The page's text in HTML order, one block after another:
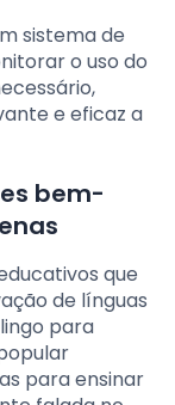
sistema de
o uso do
e eficaz a
bem-
que
de línguas
para
para ensinar